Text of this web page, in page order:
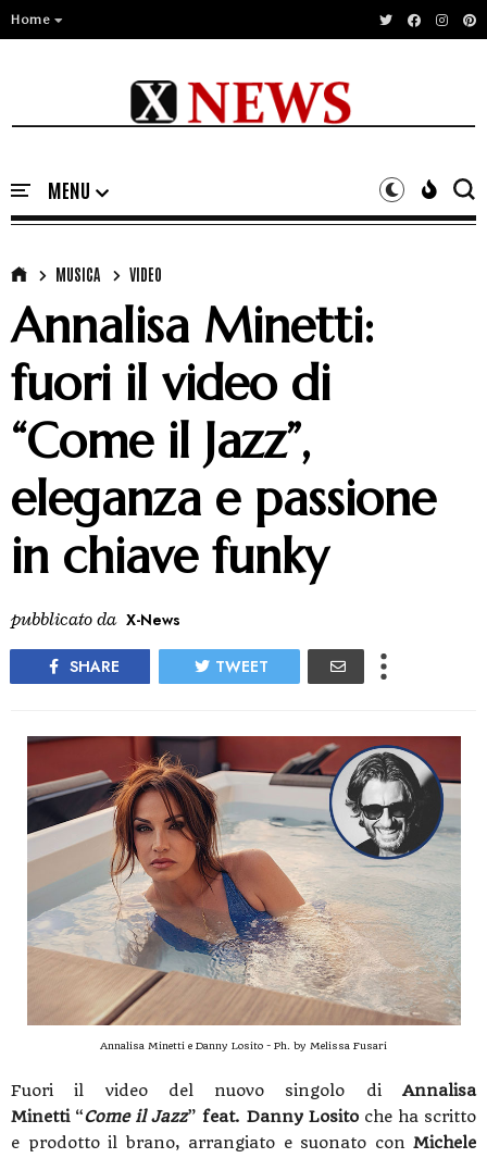
Home
MUSICA VIDEO
Annalisa Minetti:
fuori il video di
“Come il Jazz”,
eleganza e passione
in chiave funky
pubblicato da X-News
SHARE TWEET
Annalisa Minetti e Danny Losito - Ph. by Melissa Fusari
Fuori il video del nuovo singolo di Annalisa
Minetti“Come il Jazz”feat. Danny Lositoche ha scritto
e prodotto il brano, arrangiato e suonato con Michele